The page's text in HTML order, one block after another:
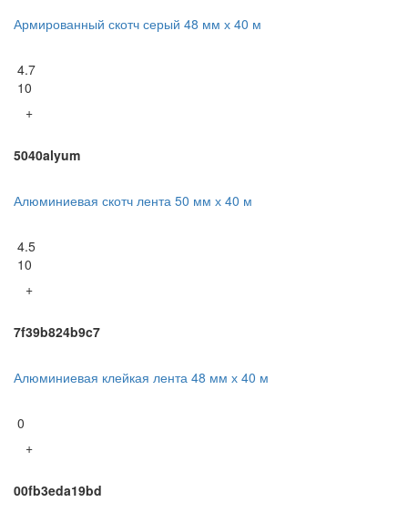
Армированный скотч серый 48 мм х 40 м
4.7
10
+
5040alyum
Алюминиевая скотч лента 50 мм х 40 м
4.5
10
+
7f39b824b9c7
Алюминиевая клейкая лента 48 мм х 40 м
0
+
00fb3eda19bd